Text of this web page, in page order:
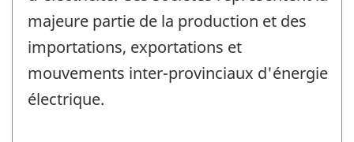
majeure partie de la production et des
importations, exportations et
mouvements inter-provinciaux d'énergie
électrique.